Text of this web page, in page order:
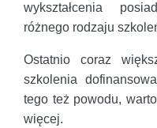
wykształcenia
różnego rodzaju
Ostatnio coraz
szkolenia
tego też powodu,
więcej.